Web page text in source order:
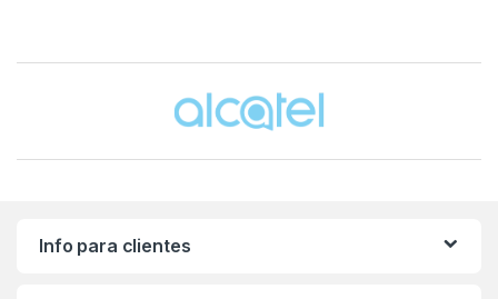
Info para clientes